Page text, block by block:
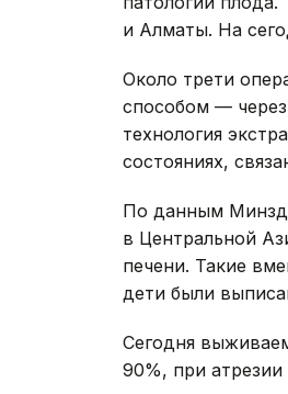
и Алматы. На
Около трети
способом —
технология
состояниях,
По данным
в Центральной
печени. Такие
дети были
Сегодня
90%, при